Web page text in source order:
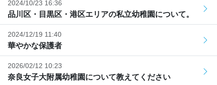
2024/10/23 16:36
品川区・目黒区・港区エリアの私立幼稚園について。
2024/12/19 11:40
華やかな保護者
2026/02/12 10:23
奈良女子大附属幼稚園について教えてください